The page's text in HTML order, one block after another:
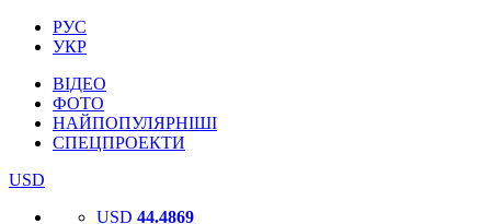
РУС
УКР
ВІДЕО
ФОТО
НАЙПОПУЛЯРНІШІ
СПЕЦПРОЕКТИ
USD
USD 44.4869